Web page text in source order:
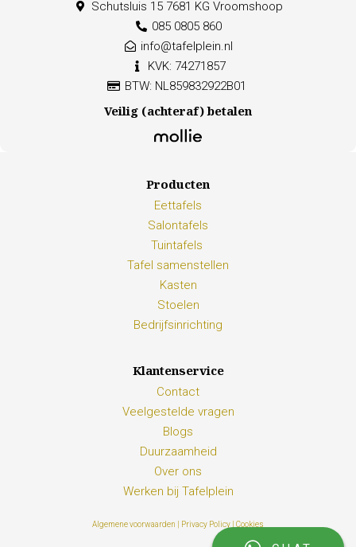
Schutsluis 15 7681 KG Vroomshoop
085 0805 860
info@tafelplein.nl
KVK: 74271857
BTW: NL859832922B01
Veilig (achteraf) betalen
Producten
Eettafels
Salontafels
Tuintafels
Tafel samenstellen
Kasten
Stoelen
Bedrijfsinrichting
Klantenservice
Contact
Veelgestelde vragen
Blogs
Duurzaamheid
Over ons
Werken bij Tafelplein
Algemene voorwaarden | Privacy Policy | Cookies